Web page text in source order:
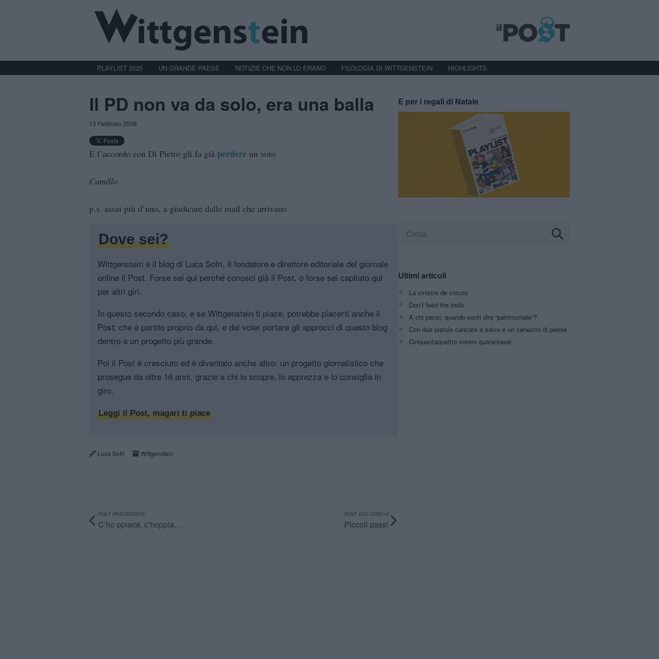
PLAYLIST 2025 UN GRANDE PAESE NOTIZIE CHE NON LO ERANO FILOLOGIA DI WITTGENSTEIN HIGHLIGHTS
Il PD non va da solo, era una balla
13 Febbraio 2008
E l’accordo con Di Pietro gli fa già perdere un voto
Camillo
p.s. assai più d’uno, a giudicare dalle mail che arrivano
Dove sei?
Wittgenstein è il blog di Luca Sofri, il fondatore e direttore editoriale del giornale
online il Post. Forse sei qui perché conosci già il Post, o forse sei capitato qui
per altri giri.
In questo secondo caso, e se Wittgenstein ti piace, potrebbe piacerti anche il
Post: che è partito proprio da qui, e dal voler portare gli approcci di questo blog
dentro a un progetto più grande.
Poi il Post è cresciuto ed è diventato anche altro: un progetto giornalistico che
prosegue da oltre 16 anni, grazie a chi lo scopre, lo apprezza e lo consiglia in
giro.
Leggi il Post, magari ti piace
Luca Sofri Wittgenstein
POST PRECEDENTE
C’ho ppiacé, c’hoppia…
POST SUCCESSIVO
Piccoli passi
E per i regali di Natale
Ultimi articoli
La sinistra de coccio
Don’t feed the trolls
A chi pensi, quando senti dire “patrimoniale”?
Con due pistole caricate a salve e un canestro di parole
Cinquantaquattro contro quarantasei